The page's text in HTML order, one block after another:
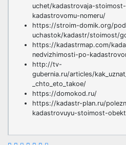
uchet/kadastrovaja-
kadastrovomu-nomeru/
https://stroim-domik.org/
uchastok/kadastr/stoimost/
https://kadastrmap.com/
nedvizhimosti-po-
http://tv-
gubernia.ru/articles/
_chto_eto_takoe/
https://domokod.ru/
https://kadastr-plan.ru/
kadastrovuyu-stoimost-